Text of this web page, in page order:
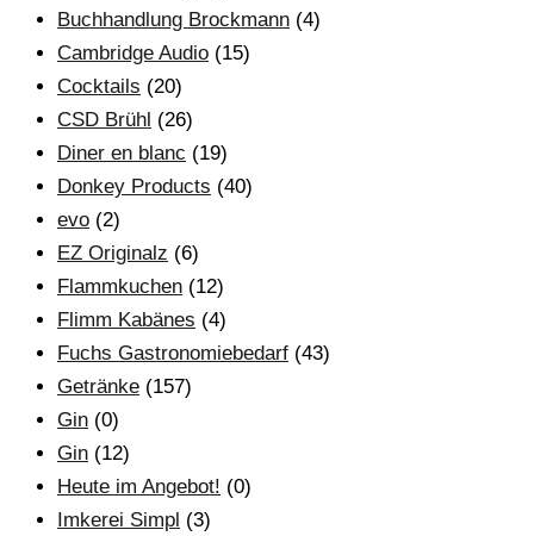
Buchhandlung Brockmann (4)
Cambridge Audio (15)
Cocktails (20)
CSD Brühl (26)
Diner en blanc (19)
Donkey Products (40)
evo (2)
EZ Originalz (6)
Flammkuchen (12)
Flimm Kabänes (4)
Fuchs Gastronomiebedarf (43)
Getränke (157)
Gin (0)
Gin (12)
Heute im Angebot! (0)
Imkerei Simpl (3)